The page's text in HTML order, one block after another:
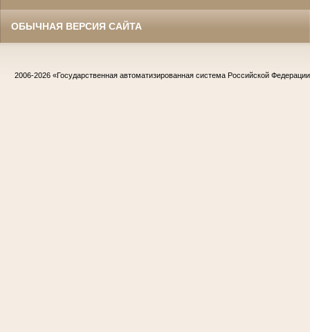
ОБЫЧНАЯ ВЕРСИЯ САЙТА
2006-2026 «Государственная автоматизированная система Российской